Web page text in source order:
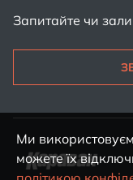
Запитайте чи
Ми
можете їх